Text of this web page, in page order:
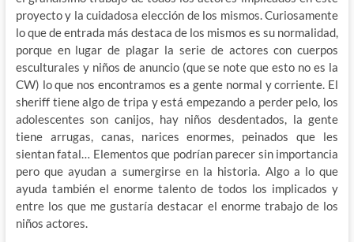
proyecto y la cuidadosa elección de los mismos. Curiosamente
lo que de entrada más destaca de los mismos es su normalidad,
porque en lugar de plagar la serie de actores con cuerpos
esculturales y niños de anuncio (que se note que esto no es la
CW) lo que nos encontramos es a gente normal y corriente. El
sheriff tiene algo de tripa y está empezando a perder pelo, los
adolescentes son canijos, hay niños desdentados, la gente
tiene arrugas, canas, narices enormes, peinados que les
sientan fatal… Elementos que podrían parecer sin importancia
pero que ayudan a sumergirse en la historia. Algo a lo que
ayuda también el enorme talento de todos los implicados y
entre los que me gustaría destacar el enorme trabajo de los
niños actores.